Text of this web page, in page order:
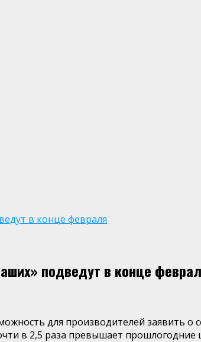
в конце февраля
подведут в конце
для производителей заявить
в 2,5 раза превышает прошлогодние